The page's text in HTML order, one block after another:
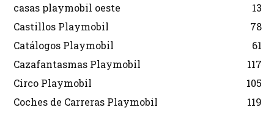
casas playmobil oeste
13
Castillos Playmobil
78
Catálogos Playmobil
61
Cazafantasmas Playmobil
117
Circo Playmobil
105
Coches de Carreras Playmobil
119